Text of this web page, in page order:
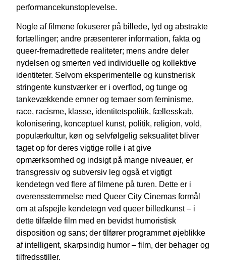
performancekunstoplevelse.
Nogle af filmene fokuserer på billede, lyd og abstrakte
fortællinger; andre præsenterer information, fakta og
queer-fremadrettede realiteter; mens andre deler
nydelsen og smerten ved individuelle og kollektive
identiteter. Selvom eksperimentelle og kunstnerisk
stringente kunstværker er i overflod, og tunge og
tankevækkende emner og temaer som feminisme,
race, racisme, klasse, identitetspolitik, fællesskab,
kolonisering, konceptuel kunst, politik, religion, vold,
populærkultur, køn og selvfølgelig seksualitet bliver
taget op for deres vigtige rolle i at give
opmærksomhed og indsigt på mange niveauer, er
transgressiv og subversiv leg også et vigtigt
kendetegn ved flere af filmene på turen. Dette er i
overensstemmelse med Queer City Cinemas formål
om at afspejle kendetegn ved queer billedkunst – i
dette tilfælde film med en bevidst humoristisk
disposition og sans; der tilfører programmet øjeblikke
af intelligent, skarpsindig humor – film, der behager og
tilfredsstiller.